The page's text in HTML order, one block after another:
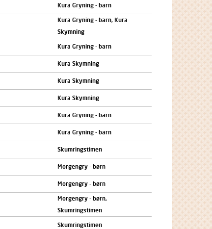
Kura Gryning - barn
Kura Gryning - barn, Kura
Skymning
Kura Gryning - barn
Kura Skymning
Kura Skymning
Kura Skymning
Kura Gryning - barn
Kura Gryning - barn
Skumringstimen
Morgengry - børn
Morgengry - børn
Morgengry - børn,
Skumringstimen
Skumringstimen